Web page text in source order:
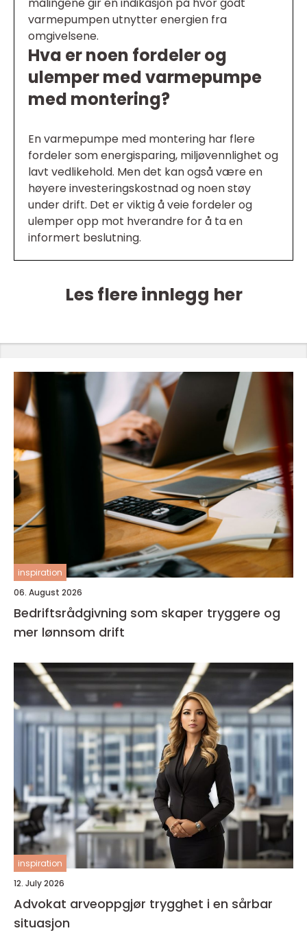
varmepumpen utnytter energien fra
omgivelsene.
Hva er noen fordeler og
ulemper med varmepumpe
med montering?
En varmepumpe med montering har flere
fordeler som energisparing, miljøvennlighet og
lavt vedlikehold. Men det kan også være en
høyere investeringskostnad og noen støy
under drift. Det er viktig å veie fordeler og
ulemper opp mot hverandre for å ta en
informert beslutning.
Les flere innlegg her
inspiration
06. August 2026
Bedriftsrådgivning som skaper tryggere og
mer lønnsom drift
inspiration
12. July 2026
Advokat arveoppgjør trygghet i en sårbar
situasjon